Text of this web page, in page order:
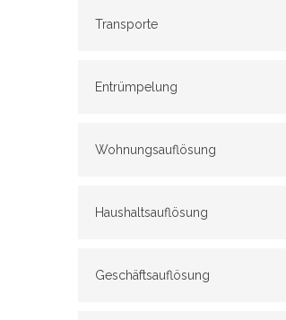
Transporte
Entrümpelung
Wohnungsauflösung
Haushaltsauflösung
Geschäftsauflösung